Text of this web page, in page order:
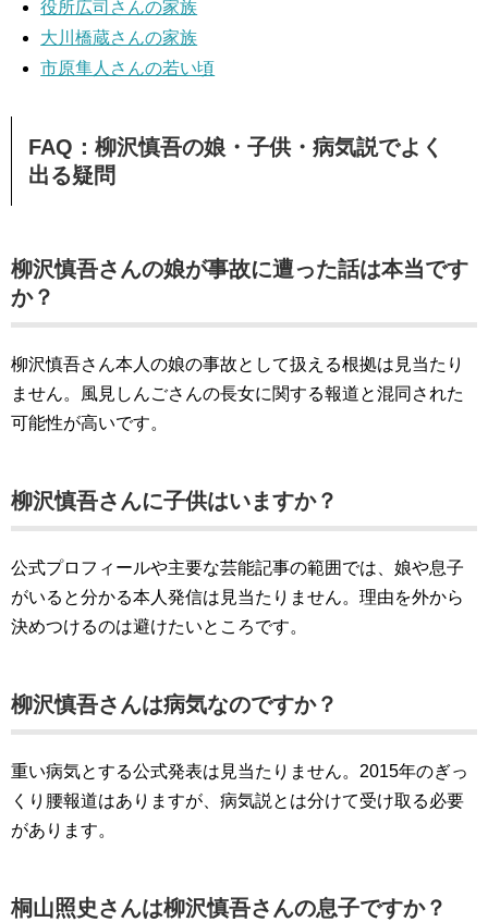
役所広司さんの家族
大川橋蔵さんの家族
市原隼人さんの若い頃
FAQ：柳沢慎吾の娘・子供・病気説でよく
出る疑問
柳沢慎吾さんの娘が事故に遭った話は本当です
か？
柳沢慎吾さん本人の娘の事故として扱える根拠は見当たり
ません。風見しんごさんの長女に関する報道と混同された
可能性が高いです。
柳沢慎吾さんに子供はいますか？
公式プロフィールや主要な芸能記事の範囲では、娘や息子
がいると分かる本人発信は見当たりません。理由を外から
決めつけるのは避けたいところです。
柳沢慎吾さんは病気なのですか？
重い病気とする公式発表は見当たりません。2015年のぎっ
くり腰報道はありますが、病気説とは分けて受け取る必要
があります。
桐山照史さんは柳沢慎吾さんの息子ですか？